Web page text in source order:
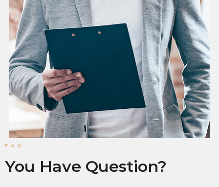
FAQ
You Have Question?